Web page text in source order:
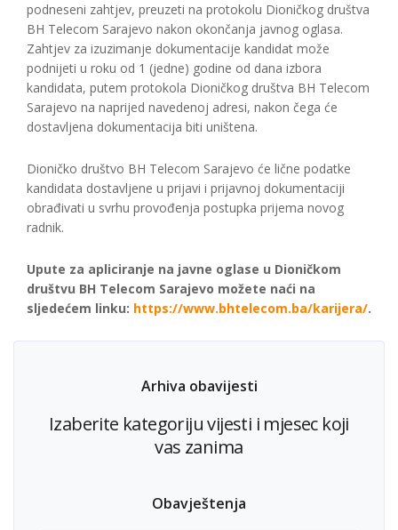
podneseni zahtjev, preuzeti na protokolu Dioničkog društva
BH Telecom Sarajevo nakon okončanja javnog oglasa.
Zahtjev za izuzimanje dokumentacije kandidat može
podnijeti u roku od 1 (jedne) godine od dana izbora
kandidata, putem protokola Dioničkog društva BH Telecom
Sarajevo na naprijed navedenoj adresi, nakon čega će
dostavljena dokumentacija biti uništena.
Dioničko društvo BH Telecom Sarajevo će lične podatke
kandidata dostavljene u prijavi i prijavnoj dokumentaciji
obrađivati u svrhu provođenja postupka prijema novog
radnik.
Upute za apliciranje na javne oglase u Dioničkom
društvu BH Telecom Sarajevo možete naći na
sljedećem linku: https://www.bhtelecom.ba/karijera/.
Arhiva obavijesti
Izaberite kategoriju vijesti i mjesec koji
vas zanima
Obavještenja